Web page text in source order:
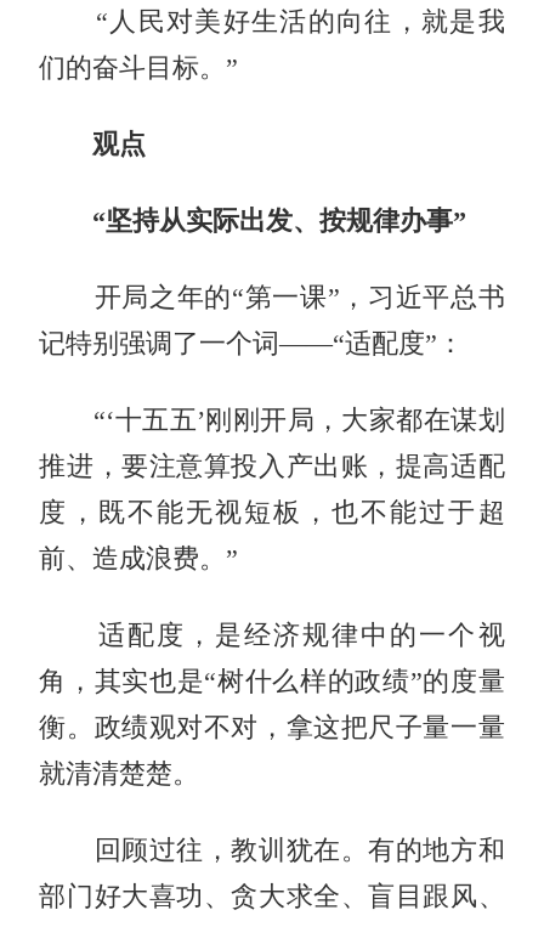
“人民对美好生活的向往，就是我
们的奋斗目标。”
观点
“坚持从实际出发、按规律办事”
开局之年的“第一课”，习近平总书
记特别强调了一个词——“适配度”：
“‘十五五’刚刚开局，大家都在谋划
推进，要注意算投入产出账，提高适配
度，既不能无视短板，也不能过于超
前、造成浪费。”
适配度，是经济规律中的一个视
角，其实也是“树什么样的政绩”的度量
衡。政绩观对不对，拿这把尺子量一量
就清清楚楚。
回顾过往，教训犹在。有的地方和
部门好大喜功、贪大求全、盲目跟风、